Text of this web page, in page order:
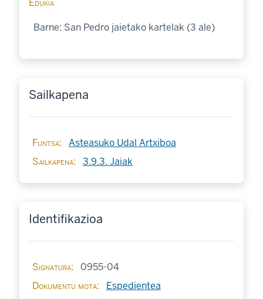
Edukia
Barne: San Pedro jaietako kartelak (3 ale)
Sailkapena
Funtsa
Asteasuko Udal Artxiboa
Sailkapena
3.9.3. Jaiak
Identifikazioa
Signatura
0955-04
Dokumentu mota
Espedientea